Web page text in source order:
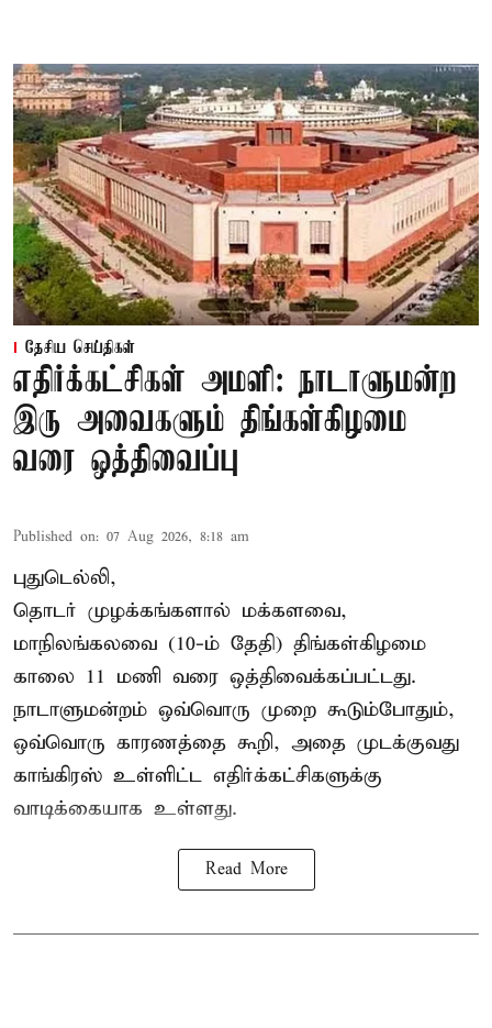
தேசிய செய்திகள்
எதிர்க்கட்சிகள் அமளி: நாடாளுமன்ற
இரு அவைகளும் திங்கள்கிழமை
வரை ஒத்திவைப்பு
Published on: 07 Aug 2026, 8:18 am
புதுடெல்லி,
தொடர் முழக்கங்களால் மக்களவை,
மாநிலங்கலவை (10-ம் தேதி) திங்கள்கிழமை
காலை 11 மணி வரை ஒத்திவைக்கப்பட்டது.
நாடாளுமன்றம் ஒவ்வொரு முறை கூடும்போதும்,
ஒவ்வொரு காரணத்தை கூறி, அதை முடக்குவது
காங்கிரஸ் உள்ளிட்ட எதிர்க்கட்சிகளுக்கு
வாடிக்கையாக உள்ளது.
Read More